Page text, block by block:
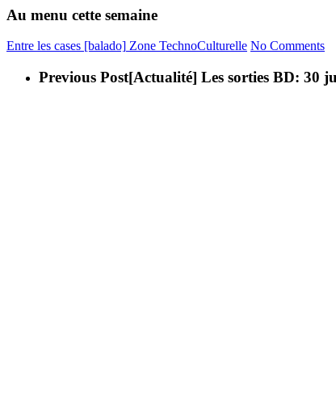
Au menu cette semaine
Entre les cases [balado] Zone TechnoCulturelle No Comments
Previous Post[Actualité] Les sorties BD: 30